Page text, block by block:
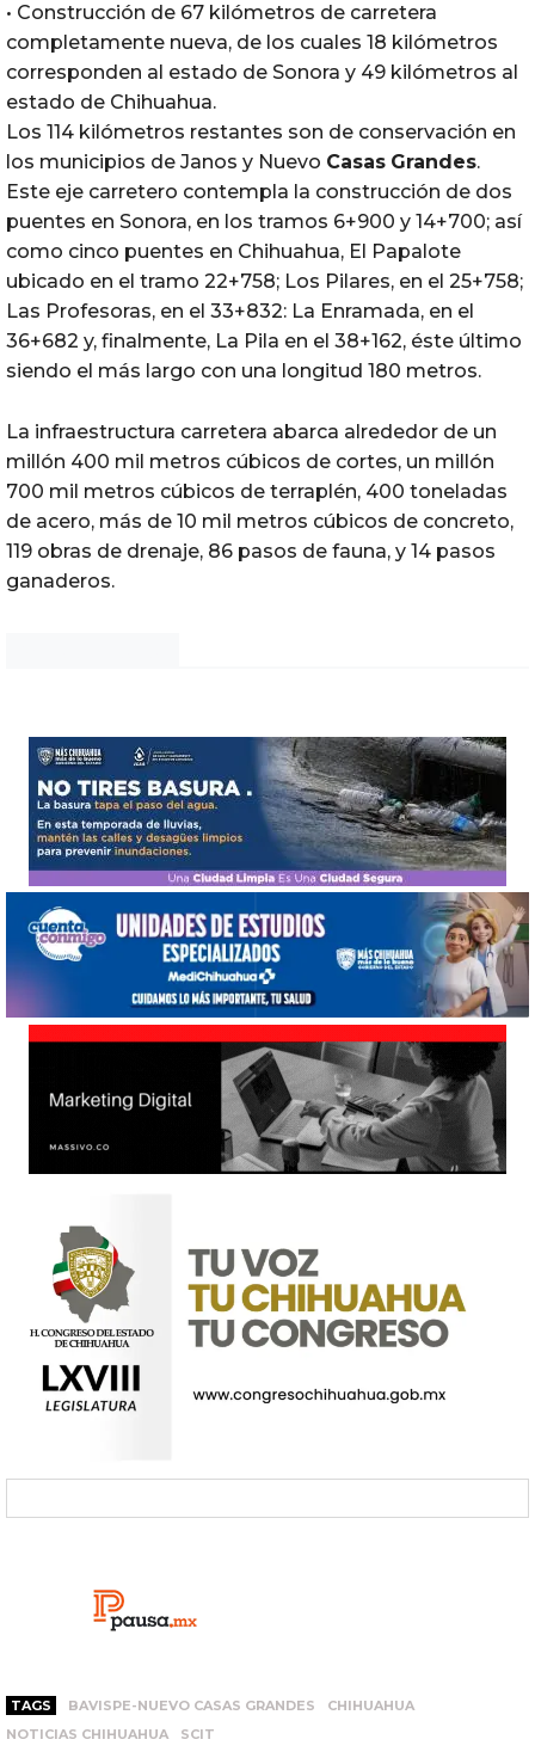
• Construcción de 67 kilómetros de carretera
completamente nueva, de los cuales 18 kilómetros
corresponden al estado de Sonora y 49 kilómetros al
estado de Chihuahua.
Los 114 kilómetros restantes son de conservación en
los municipios de Janos y Nuevo Casas Grandes.
Este eje carretero contempla la construcción de dos
puentes en Sonora, en los tramos 6+900 y 14+700; así
como cinco puentes en Chihuahua, El Papalote
ubicado en el tramo 22+758; Los Pilares, en el 25+758;
Las Profesoras, en el 33+832: La Enramada, en el
36+682 y, finalmente, La Pila en el 38+162, éste último
siendo el más largo con una longitud 180 metros.
La infraestructura carretera abarca alrededor de un
millón 400 mil metros cúbicos de cortes, un millón
700 mil metros cúbicos de terraplén, 400 toneladas
de acero, más de 10 mil metros cúbicos de concreto,
119 obras de drenaje, 86 pasos de fauna, y 14 pasos
ganaderos.
TAGS BAVISPE-NUEVO CASAS GRANDES
CHIHUAHUA
NOTICIAS CHIHUAHUA
SCIT